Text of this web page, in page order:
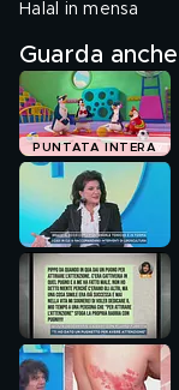
Halal in mensa
Guarda anche
PUNTATA INTERA